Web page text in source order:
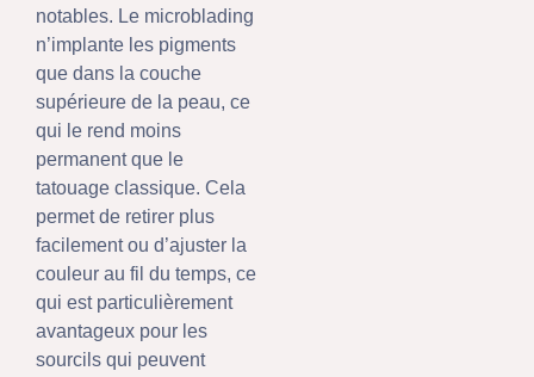
notables. Le microblading
n’implante les pigments
que dans la couche
supérieure de la peau, ce
qui le rend moins
permanent que le
tatouage classique. Cela
permet de retirer plus
facilement ou d’ajuster la
couleur au fil du temps, ce
qui est particulièrement
avantageux pour les
sourcils qui peuvent